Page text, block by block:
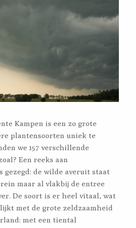
Kampen is een zo grote
plantensoorten uniek te
we 157 verschillende
Een reeks aan
gezegd: de wilde averuit staat
maar al vlakbij de entree
De soort is er heel vitaal, wat
met de grote zeldzaamheid
met een tiental